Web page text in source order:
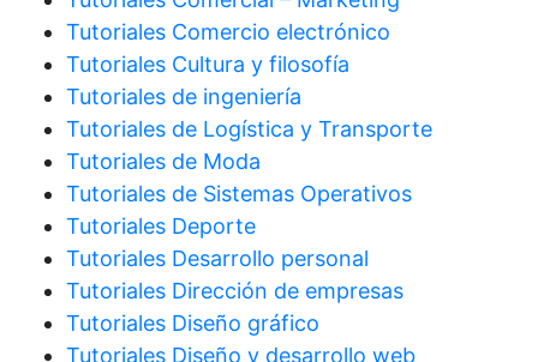
Tutoriales Comercio electrónico
Tutoriales Cultura y filosofía
Tutoriales de ingeniería
Tutoriales de Logística y Transporte
Tutoriales de Moda
Tutoriales de Sistemas Operativos
Tutoriales Deporte
Tutoriales Desarrollo personal
Tutoriales Dirección de empresas
Tutoriales Diseño gráfico
Tutoriales Diseño y desarrollo web